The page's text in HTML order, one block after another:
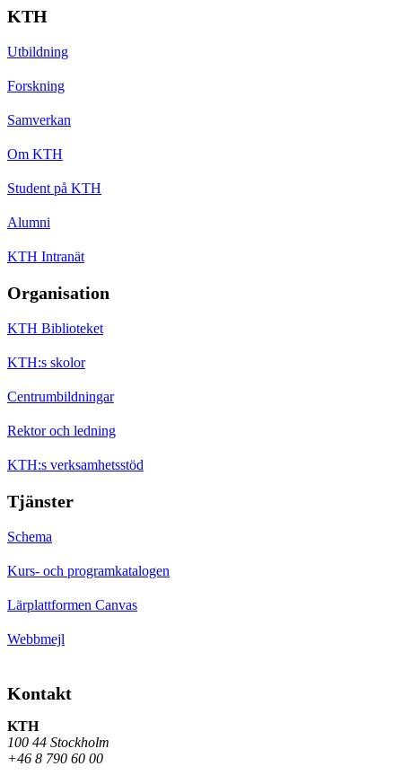
KTH
Utbildning
Forskning
Samverkan
Om KTH
Student på KTH
Alumni
KTH Intranät
Organisation
KTH Biblioteket
KTH:s skolor
Centrumbildningar
Rektor och ledning
KTH:s verksamhetsstöd
Tjänster
Schema
Kurs- och programkatalogen
Lärplattformen Canvas
Webbmejl
Kontakt
KTH
100 44 Stockholm
+46 8 790 60 00